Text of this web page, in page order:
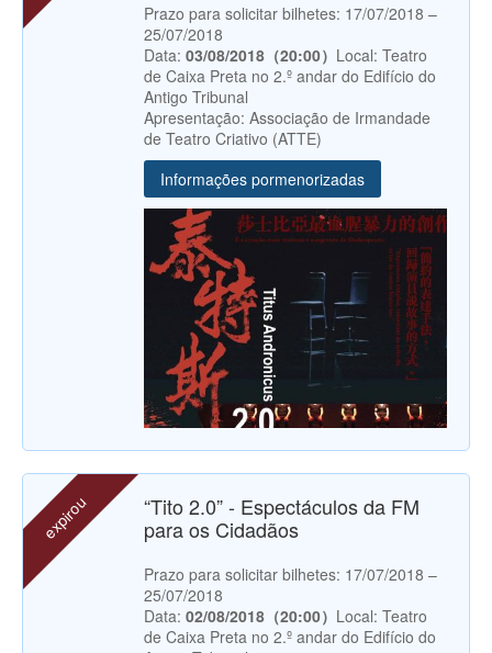
Prazo para solicitar bilhetes: 17/07/2018 –
25/07/2018
Data: 03/08/2018（20:00） Local: Teatro
de Caixa Preta no 2.º andar do Edifício do
Antigo Tribunal
Apresentação: Associação de Irmandade
de Teatro Criativo (ATTE)
Informações pormenorizadas
expirou
“Tito 2.0” - Espectáculos da FM
para os Cidadãos
Prazo para solicitar bilhetes: 17/07/2018 –
25/07/2018
Data: 02/08/2018（20:00） Local: Teatro
de Caixa Preta no 2.º andar do Edifício do